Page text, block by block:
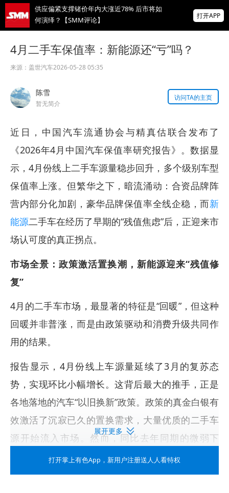
供应偏紧支撑锗价年内大涨近78% 后市将如
何演绎？【SMM评论】
出口近乎翻倍！【SMM专题】
特雷克金属：弗洛伦斯铜矿下半年产量需增
掌上有色
打开APP
4月二手车保值率：新能源还“亏”吗？
来源： 盖世汽车2026-05-28 05:35
陈雪
暂无简介
访问TA的主页
近日，中国汽车流通协会与精真估联合发布了
《2026年4月中国汽车保值率研究报告》。数据显
示，4月份线上二手车源量稳步回升，多个级别车型
保值率上涨。但繁华之下，暗流涌动：合资品牌阵
营内部分化加剧，豪华品牌保值率全线企稳，而新
能源二手车在经历了早期的“残值焦虑”后，正迎来市
场认可度的真正拐点。
市场全景：政策激活置换潮，新能源迎来“残值修
复”
4月的二手车市场，最显著的特征是“回暖”，但这种
回暖并非普涨，而是由政策驱动和消费升级共同作
用的结果。
报告显示，4月份线上车源量延续了3月的复苏态
势，实现环比小幅增长。这背后最大的推手，正是
各地落地的汽车“以旧换新”政策。政策的真金白银有
效激活了沉寂已久的置换需求，大量优质的二手车
源开始流入市场。然而，同比去年同期的微弱下
滑，也透露出市场的谨慎情绪。
展开更多
打开掌上有色App ，新用户注册送人人看特权